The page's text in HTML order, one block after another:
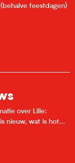
feestdagen)
over Lille:
nieuw, wat is hot...